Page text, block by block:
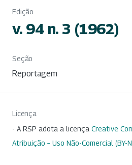
Edição
v. 94 n. 3 (1962)
Seção
Reportagem
Licença
- A RSP adota a licença Creative
Atribuição – Uso Não-Comercial (BY-